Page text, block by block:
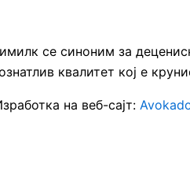
се синоним за
квалитет кој е
на веб-сајт: